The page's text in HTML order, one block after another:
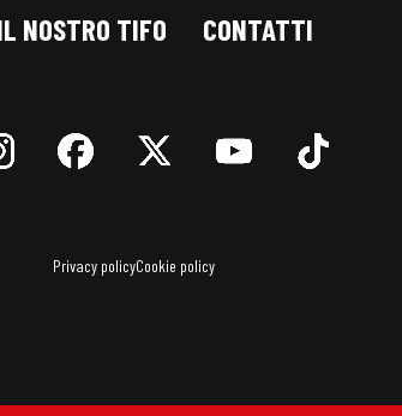
NOSTRO TIFO CONTATTI
Privacy policyCookie policy